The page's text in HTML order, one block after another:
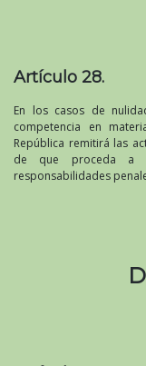
Artículo 28.
En los casos de
competencia en
República remitirá las
de que proceda a
responsabilidades